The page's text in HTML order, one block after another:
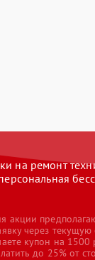
на ремонт
акции
через
купон на
до 25% от